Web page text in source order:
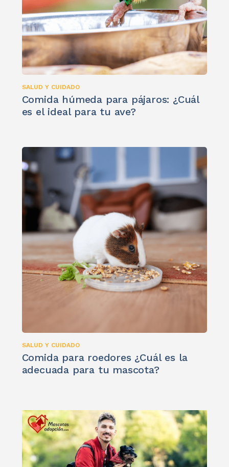
SALUD Y CUIDADO
Comida húmeda para pájaros: ¿Cuál
es el ideal para tu ave?
SALUD Y CUIDADO
Comida para roedores ¿Cuál es la
adecuada para tu mascota?